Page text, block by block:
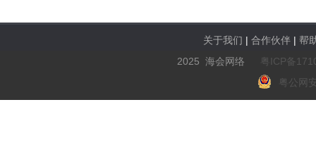
关于我们 | 合作伙伴 | 帮
2025 海会网络
粤ICP备
粤公网